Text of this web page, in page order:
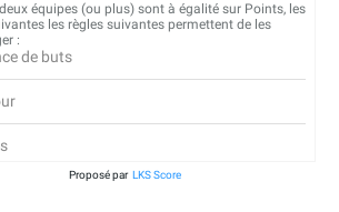
équipes (ou plus) sont à égalité sur Points, les
les règles suivantes permettent de les
:
de buts
Proposé par LKS Score